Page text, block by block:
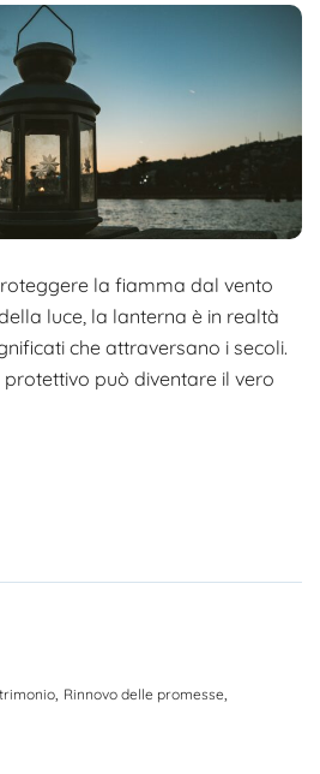
la fiamma dal vento
luce, la lanterna è in realtà
che attraversano i secoli.
può diventare il vero
, Rinnovo delle promesse,